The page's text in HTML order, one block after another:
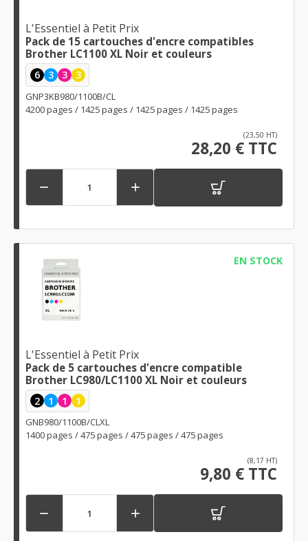
L'Essentiel à Petit Prix
Pack de 15 cartouches d'encre compatibles
Brother LC1100 XL Noir et couleurs
6 3 3 3
GNP3KB980/1100B/CL
4200 pages / 1425 pages / 1425 pages / 1425 pages
(23,50 HT)
28,20 € TTC
 
EN STOCK
L'Essentiel à Petit Prix
Pack de 5 cartouches d'encre compatible
Brother LC980/LC1100 XL Noir et couleurs
2 1 1 1
GNB980/1100B/CLXL
1400 pages / 475 pages / 475 pages / 475 pages
(8,17 HT)
9,80 € TTC
 